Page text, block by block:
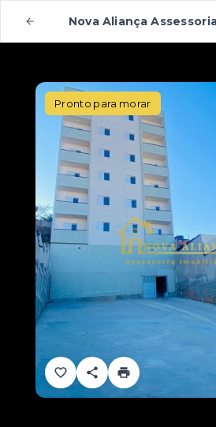
Nova Aliança
Pronto para morar